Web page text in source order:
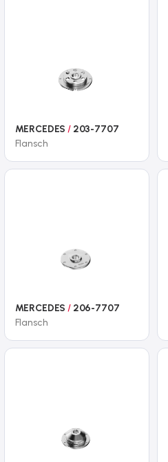
MERCEDES/203-7707
Flansch
MERCEDES/206-7707
Flansch